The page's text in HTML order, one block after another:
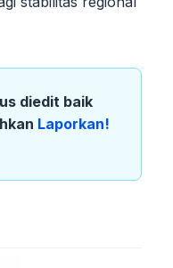
diedit baik
Laporkan!